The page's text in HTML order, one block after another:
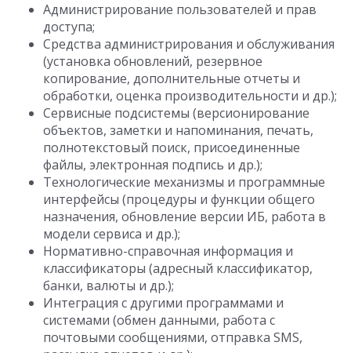
Администрирование пользователей и прав
доступа;
Средства администрирования и обслуживания
(установка обновлений, резервное
копирование, дополнительные отчеты и
обработки, оценка производительности и др.);
Сервисные подсистемы (версионирование
объектов, заметки и напоминания, печать,
полнотекстовый поиск, присоединенные
файлы, электронная подпись и др.);
Технологические механизмы и программные
интерфейсы (процедуры и функции общего
назначения, обновление версии ИБ, работа в
модели сервиса и др.);
Нормативно-справочная информация и
классификаторы (адресный классификатор,
банки, валюты и др.);
Интеграция с другими программами и
системами (обмен данными, работа с
почтовыми сообщениями, отправка SMS,